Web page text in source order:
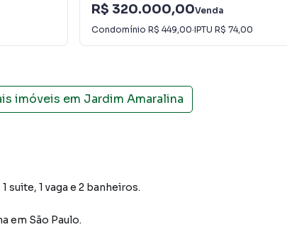
R$ 320.000,00Venda
Condomínio R$ 449,00·IPTU R$ 74,00
imóveis em Jardim Amaralina
suite, 1 vaga e 2 banheiros.
em São Paulo.